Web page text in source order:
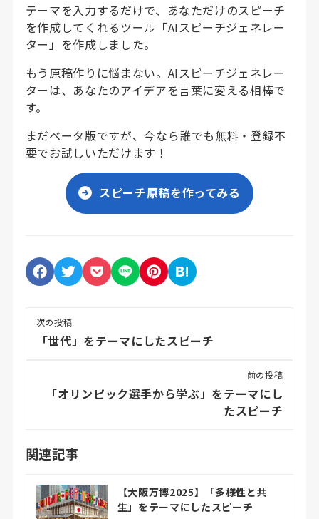
テーマを入力するだけで、あなただけのスピーチ
を作成してくれるツール「AIスピーチジェネレー
ター」を作成しました。
もう原稿作りに悩まない。AIスピーチジェネレー
ターは、あなたのアイデアを言葉に変える相棒で
す。
まだベータ版ですが、今なら誰でも無料・登録不
要でお試しいただけます！
スピーチ原稿を作ってみる
次の投稿
「世代」をテーマにしたスピーチ
前の投稿
「オリンピック選手から学ぶ」をテーマにし
たスピーチ
関連記事
【大阪万博2025】「多様性と共
生」をテーマにしたスピーチ